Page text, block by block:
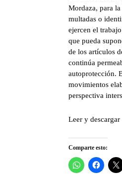
Mordaza, para
multadas o
ejercen el
que pueda
de los artículos
continúa
autoprotección.
movimientos
perspectiva
Leer y
Comparte esto: